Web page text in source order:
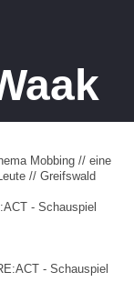
Mobbing // eine
// Greifswald
- Schauspiel
- Schauspiel